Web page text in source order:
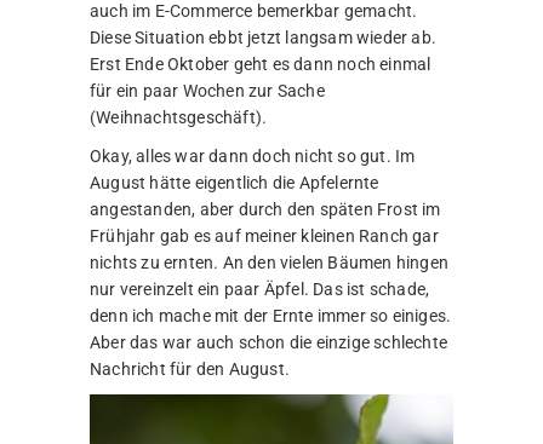
auch im E-Commerce bemerkbar gemacht.
Diese Situation ebbt jetzt langsam wieder ab.
Erst Ende Oktober geht es dann noch einmal
für ein paar Wochen zur Sache
(Weihnachtsgeschäft).
Okay, alles war dann doch nicht so gut. Im
August hätte eigentlich die Apfelernte
angestanden, aber durch den späten Frost im
Frühjahr gab es auf meiner kleinen Ranch gar
nichts zu ernten. An den vielen Bäumen hingen
nur vereinzelt ein paar Äpfel. Das ist schade,
denn ich mache mit der Ernte immer so einiges.
Aber das war auch schon die einzige schlechte
Nachricht für den August.